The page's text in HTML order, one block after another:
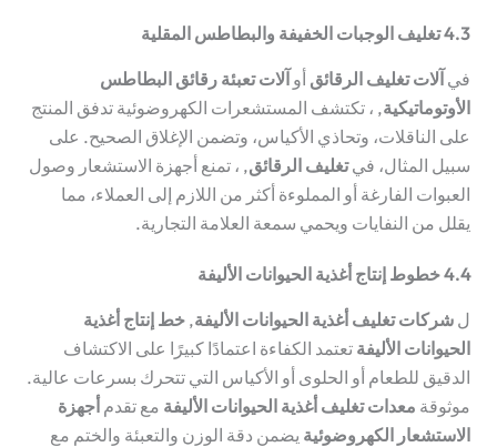
4.3 تغليف الوجبات الخفيفة والبطاطس المقلية
في آلات تغليف الرقائق أو آلات تعبئة رقائق البطاطس
الأوتوماتيكية, ، تكتشف المستشعرات الكهروضوئية تدفق المنتج
على الناقلات، وتحاذي الأكياس، وتضمن الإغلاق الصحيح. على
سبيل المثال، فيتغليف الرقائق, ، تمنع أجهزة الاستشعار وصول
العبوات الفارغة أو المملوءة أكثر من اللازم إلى العملاء، مما
يقلل من النفايات ويحمي سمعة العلامة التجارية.
4.4 خطوط إنتاج أغذية الحيوانات الأليفة
ل شركات تغليف أغذية الحيوانات الأليفة, خط إنتاج أغذية
الحيوانات الأليفة تعتمد الكفاءة اعتمادًا كبيرًا على الاكتشاف
الدقيق للطعام أو الحلوى أو الأكياس التي تتحرك بسرعات عالية.
موثوقة معدات تغليف أغذية الحيوانات الأليفة مع تقدم أجهزة
الاستشعار الكهروضوئية يضمن دقة الوزن والتعبئة والختم مع